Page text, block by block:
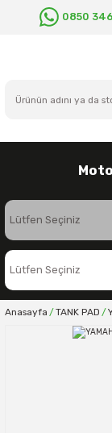
0850
Anasayfa TANK PAD